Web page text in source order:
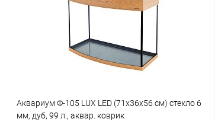
Купить в 1 клик Сравнение
В избранное Под заказ
Аквариум Ф-105 LUX LED (71х36х56 см) стекло 6
мм, дуб, 99 л., аквар. коврик